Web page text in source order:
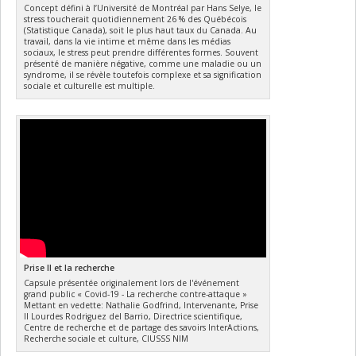
Concept défini à l’Université de Montréal par Hans Selye, le
stress toucherait quotidiennement 26 % des Québécois
(Statistique Canada), soit le plus haut taux du Canada. Au
travail, dans la vie intime et même dans les médias
sociaux, le stress peut prendre différentes formes. Souvent
présenté de manière négative, comme une maladie ou un
syndrome, il se révèle toutefois complexe et sa signification
sociale et culturelle est multiple.
Prise II et la recherche
Capsule présentée originalement lors de l'événement
grand public « Covid-19 - La recherche contre-attaque »
Mettant en vedette: Nathalie Godfrind, Intervenante, Prise
II Lourdes Rodriguez del Barrio, Directrice scientifique,
Centre de recherche et de partage des savoirs InterActions,
Recherche sociale et culture, CIUSSS NIM